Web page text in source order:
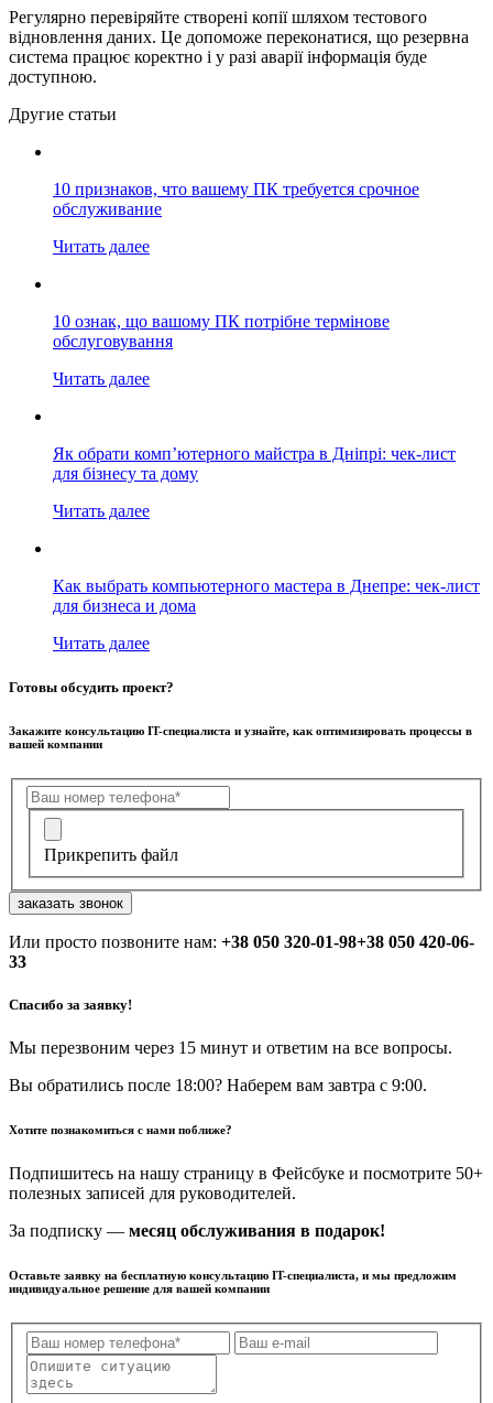
Регулярно перевіряйте створені копії шляхом тестового
відновлення даних. Це допоможе переконатися, що резервна
система працює коректно і у разі аварії інформація буде
доступною.
Другие статьи
10 признаков, что вашему ПК требуется срочное
обслуживание
Читать далее
10 ознак, що вашому ПК потрібне термінове
обслуговування
Читать далее
Як обрати комп’ютерного майстра в Дніпрі: чек-лист
для бізнесу та дому
Читать далее
Как выбрать компьютерного мастера в Днепре: чек-лист
для бизнеса и дома
Читать далее
Готовы обсудить проект?
Закажите консультацию IT-специалиста и узнайте, как оптимизировать процессы в
вашей компании
Прикрепить файл
заказать звонок
Или просто позвоните нам: +38 050 320-01-98+38 050 420-06-
33
Спасибо за заявку!
Мы перезвоним через 15 минут и ответим на все вопросы.
Вы обратились после 18:00? Наберем вам завтра с 9:00.
Хотите познакомиться с нами поближе?
Подпишитесь на нашу страницу в Фейсбуке и посмотрите 50+
полезных записей для руководителей.
За подписку — месяц обслуживания в подарок!
Оставьте заявку на бесплатную консультацию IT-специалиста, и мы предложим
индивидуальное решение для вашей компании